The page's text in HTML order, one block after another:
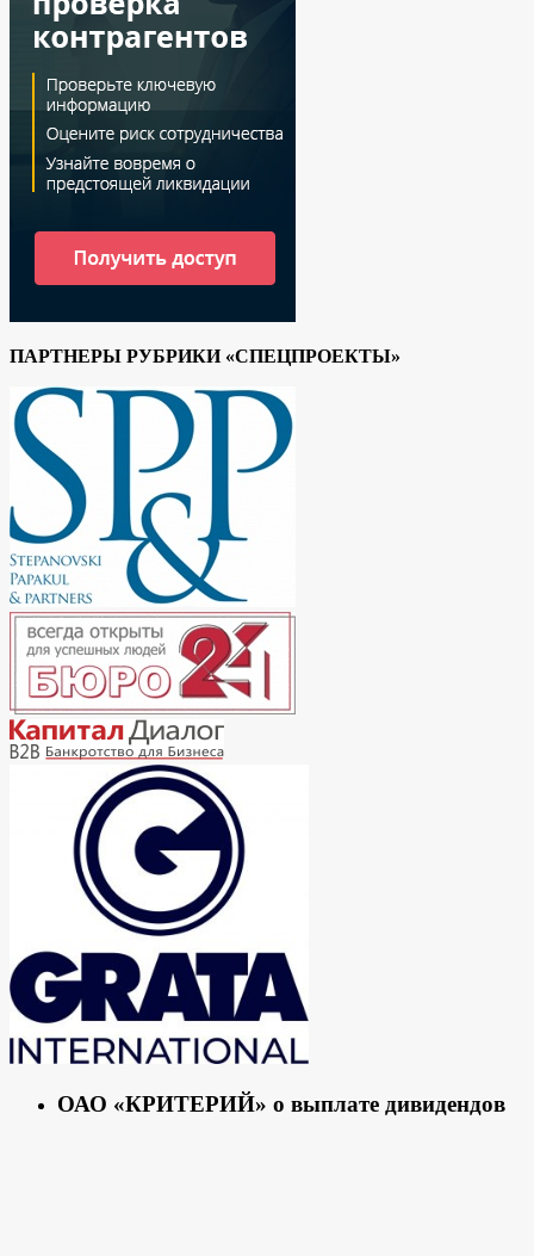
ПАРТНЕРЫ РУБРИКИ «СПЕЦПРОЕКТЫ»
ОАО «КРИТЕРИЙ» о выплате дивидендов